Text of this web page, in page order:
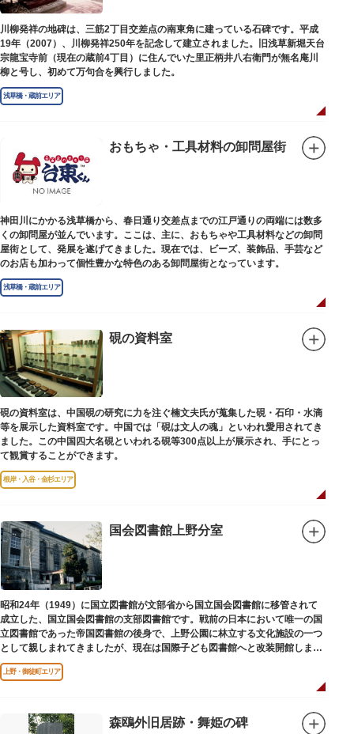
川柳発祥の地碑は、三筋2丁目交差点の南東角に建っている石碑です。平成
19年（2007）、川柳発祥250年を記念して建立されました。旧浅草新堀天台
宗龍宝寺前（現在の蔵前4丁目）に住んでいた里正柄井八右衛門が無名庵川
柳と号し、初めて万句合を興行しました。
浅草橋・蔵前エリア
おもちゃ・工具材料の卸問屋街
神田川にかかる浅草橋から、春日通り交差点までの江戸通りの両端には数多
くの卸問屋が並んでいます。ここは、主に、おもちゃや工具材料などの卸問
屋街として、発展を遂げてきました。現在では、ビーズ、装飾品、手芸など
のお店も加わって個性豊かな特色のある卸問屋街となっています。
浅草橋・蔵前エリア
硯の資料室
硯の資料室は、中国硯の研究に力を注ぐ楠文夫氏が蒐集した硯・石印・水滴
等を展示した資料室です。中国では「硯は文人の魂」といわれ愛用されてき
ました。この中国四大名硯といわれる硯等300点以上が展示され、手にとっ
て観賞することができます。
根岸・入谷・金杉エリア
国会図書館上野分室
昭和24年（1949）に国立図書館が文部省から国立国会図書館に移管されて
成立した、国立国会図書館の支部図書館です。戦前の日本において唯一の国
立図書館であった帝国図書館の後身で、上野公園に林立する文化施設の一つ
として親しまれてきましたが、現在は国際子ども図書館へと改装開館しまし
た。
上野・御徒町エリア
森鴎外旧居跡・舞姫の碑